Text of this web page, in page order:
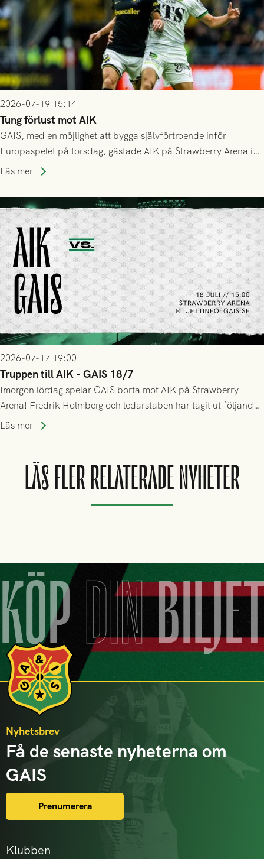
2026-07-19 15:14
Tung förlust mot AIK
GAIS, med en möjlighet att bygga självförtroende inför
Europaspelet på torsdag, gästade AIK på Strawberry Arena i
Stockholm . Men trots konstant hotande i första halvlek av
lyckades få in 2-0.
Läs mer
2026-07-17 19:00
Truppen till AIK - GAIS 18/7
Imorgon lördag spelar GAIS borta mot AIK på Strawberry
Arena! Fredrik Holmberg och ledarstaben har tagit ut följande
trupp till matchen:
Läs mer
LÄS FLER RELATERADE NYHETER
KÖPDIN
Klubben
Nyhetsbrev
Få de senaste nyheterna om
GAIS
Prenumerera